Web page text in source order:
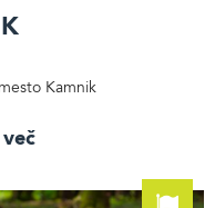
Kamnik
več